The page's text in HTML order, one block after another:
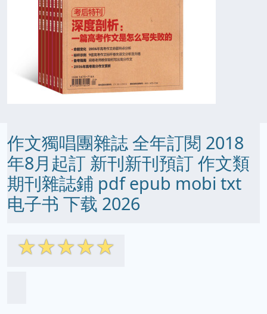
作文獨唱團雜誌 全年訂閱 2018
年8月起訂 新刊新刊預訂 作文類
期刊雜誌鋪 pdf epub mobi txt
电子书 下载 2026
☆☆☆☆☆